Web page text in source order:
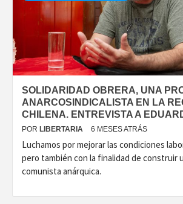
SOLIDARIDAD OBRERA, UNA
ANARCOSINDICALISTA EN LA
CHILENA. ENTREVISTA A
POR LIBERTARIA 6 MESES ATRÁS
Luchamos por mejorar las condiciones
pero también con la finalidad de construir
comunista anárquica.